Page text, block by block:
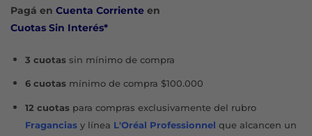
Pagá en Cuenta Corriente en
Cuotas Sin Interés*
3 cuotassin mínimo de compra
6 cuotasmínimo de compra $100.000
12 cuotaspara compras exclusivamente del rubro
Fraganciasy línea L'Oréal Professionnel que alcancen un